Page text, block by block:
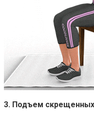
3. Подъем